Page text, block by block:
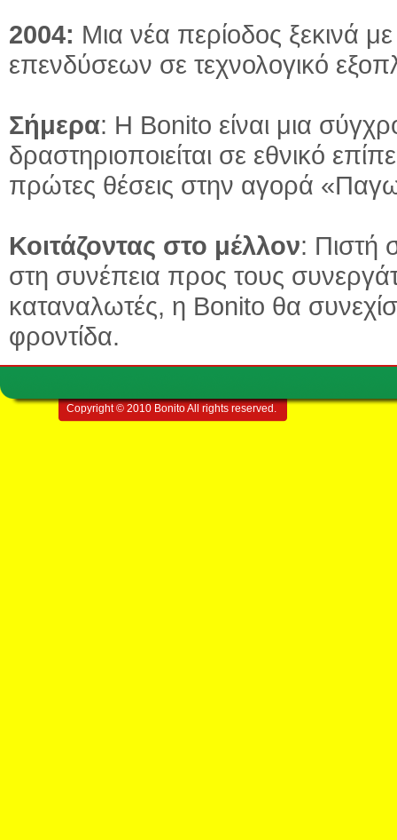
2004: Μια νέα περίοδος ξεκινά
επενδύσεων σε τεχνολογικό
Σήμερα: Η Bonito είναι μια
δραστηριοποιείται σε εθνικό
πρώτες θέσεις στην αγορά
Κοιτάζοντας στο μέλλον: Πιστή
στη συνέπεια προς τους
καταναλωτές, η Bonito θα
φροντίδα.
Copyright © 2010 Bonito All rights reserved.